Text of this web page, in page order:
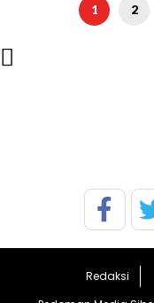
1 2

Redaksi